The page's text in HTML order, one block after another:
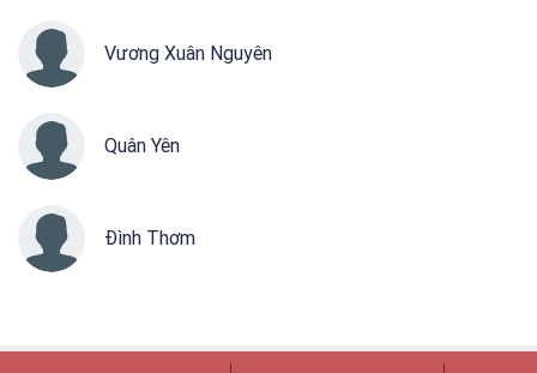
Vương Xuân Nguyên
Quân Yên
Đình Thơm